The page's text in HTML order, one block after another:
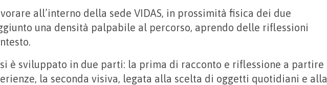
all’interno della sede VIDAS, in prossimità fisica dei due
una densità palpabile al percorso, aprendo delle riflessioni
è sviluppato in due parti: la prima di racconto e riflessione a partire
la seconda visiva, legata alla scelta di oggetti quotidiani e alla